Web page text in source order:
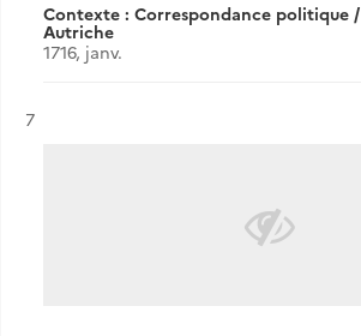
Contexte : Correspondance politique /
Autriche
1716, janv.
Résultat n°
7